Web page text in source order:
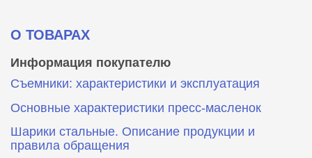
О ТОВАРАХ
Информация покупателю
Съемники: характеристики и эксплуатация
Основные характеристики пресс‑масленок
Шарики стальные. Описание продукции и
правила обращения